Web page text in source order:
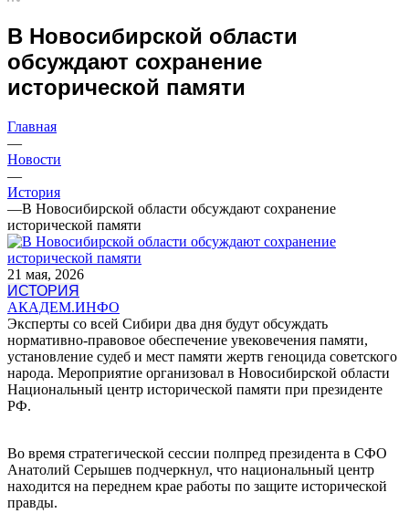
В Новосибирской области
обсуждают сохранение
исторической памяти
Главная
—
Новости
—
История
—В Новосибирской области обсуждают сохранение
исторической памяти
21 мая, 2026
ИСТОРИЯ
АКАДЕМ.ИНФО
Эксперты со всей Сибири два дня будут обсуждать
нормативно-правовое обеспечение увековечения памяти,
установление судеб и мест памяти жертв геноцида советского
народа. Мероприятие организовал в Новосибирской области
Национальный центр исторической памяти при президенте
РФ.
Во время стратегической сессии полпред президента в СФО
Анатолий Серышев подчеркнул, что национальный центр
находится на переднем крае работы по защите исторической
правды.